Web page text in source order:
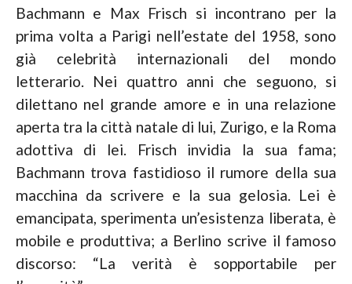
Bachmann e Max Frisch si incontrano per la
prima volta a Parigi nell’estate del 1958, sono
già celebrità internazionali del mondo
letterario. Nei quattro anni che seguono, si
dilettano nel grande amore e in una relazione
aperta tra la città natale di lui, Zurigo, e la Roma
adottiva di lei. Frisch invidia la sua fama;
Bachmann trova fastidioso il rumore della sua
macchina da scrivere e la sua gelosia. Lei è
emancipata, sperimenta un’esistenza liberata, è
mobile e produttiva; a Berlino scrive il famoso
discorso: “La verità è sopportabile per